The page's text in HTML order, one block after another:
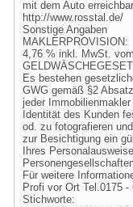
mit dem Auto
http://www.rosstal.de/
Sonstige Angaben
MAKLERPROVISION:
4,76 % inkl. MwSt.
Es bestehen
GWG gemäß §2
jeder
Identität des Kunden
od. zu fotografieren
zur Besichtigung ein
Ihres
Für weitere
Profi vor Ort Tel.0175
Stichworte: